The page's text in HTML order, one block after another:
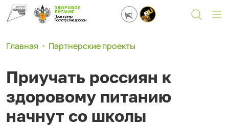
ЗДОРОВОЕ
ПИТАНИЕ
Проверено
Роспотребнадзором
Главная Партнерские проекты
Приучать россиян к
здоровому питанию
начнут со школы